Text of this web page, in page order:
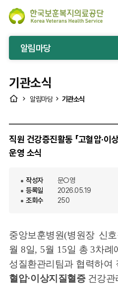
알림마당
HOME 알림마당 기관소식
기관소식
직원 건강증진활동 「고혈압·이
운영 소식
작성자
문○영
등록일
2026.05.19
조회수
250
중앙보훈병원(병원장 신호
월 8일, 5월 15일 총 3차례
성질환관리팀과 협력하여
혈압·이상지질혈증 건강관